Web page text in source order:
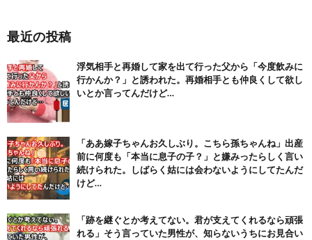
で...
NEW!
舌を絡ませて、唾液交換して── ちゅっちゅしながらの濃厚エッ...
(7/30)
【パリピ孔明】アニオリ場面も高評価「パリピ」続編への期待が高...
【画像】テイルズで一番マ〇コ舐めまわしたい女の子ｗｗｗｗｗ
(6/22)
Powered by livedoor 相互RSS
最近の投稿
浮気相手と再婚して家を出て行った父から「今度飲みに
行かんか？」と誘われた。再婚相手とも仲良くして欲し
いとか言ってんだけど…
「ああ嫁子ちゃんお久しぶり。こちら孫ちゃんね」出産
前に何度も「本当に息子の子？」と嫌みったらしく言い
続けられた。しばらく姑には会わないようにしてたんだ
けど…
「跡を継ぐとか考えてない。君が支えてくれるなら頑張
れる」そう言っていた男性が、知らないうちにお見合い